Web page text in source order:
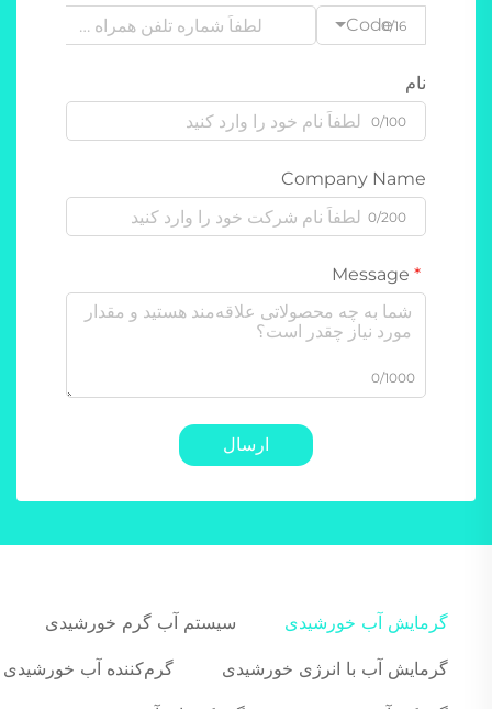
Code0/16
نام
0/100
Company Name
0/200
0/1000
ارسال
گرمایش آب خورشیدی سیستم آب گرم خورشیدی
گرمایش آب با انرژی خورشیدی گرم‌کننده آب خورشیدی